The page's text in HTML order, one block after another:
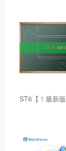
ST6【！最新版